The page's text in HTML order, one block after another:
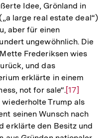
Idee, Grönland in
large real estate deal“)
aber für einen
ungewöhnlich. Die
Frederiksen wies
und das
erklärte in einem
not for sale“.Zur
Auflösung
der
Fußnote
[17]
Trump als
seinen Wunsch nach
erklärte den Besitz und